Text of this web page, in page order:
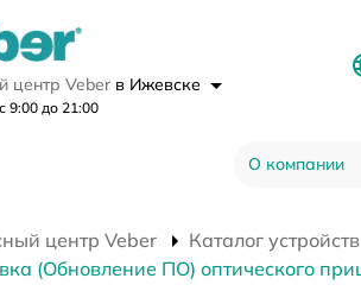
центр Veber в Ижевске
9:00 до 21:00
О компании
центр Veber Каталог устройств
(Обновление ПО) оптического